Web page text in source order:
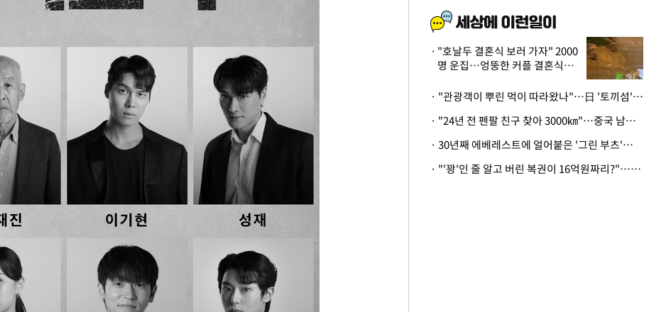
승리…정청래
정청래
정청래 승리
정청래
김민석
리…50.30%
사"
10년 차에 첫
'소동'
승리(종합)
0개
특급대우'
설 '온도차'
사건
냐 " 밝혀
"호날두 결혼식 보러 가자" 2000
명 운집…엉뚱한 커플 결혼식에
· "관광객이 뿌린 먹이 따라왔나"…日 '토끼섬' 멧돼지, 토끼까지 사냥
· "24년 전 펜팔 친구 찾아 3000㎞"…중국 남성 사연에 '뭉클'
· 30년째 에베레스트에 얼어붙은 '그린 부츠'…드디어 가족 품으로
· "'꽝'인 줄 알고 버린 복권이 16억원짜리?"…극적으로 되찾은 사연